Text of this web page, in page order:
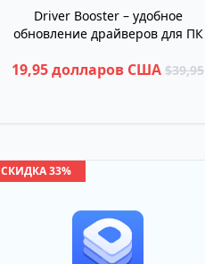
Driver Booster – удобное
обновление драйверов для ПК
19,95 долларов США $39,95
СКИДКА 33%